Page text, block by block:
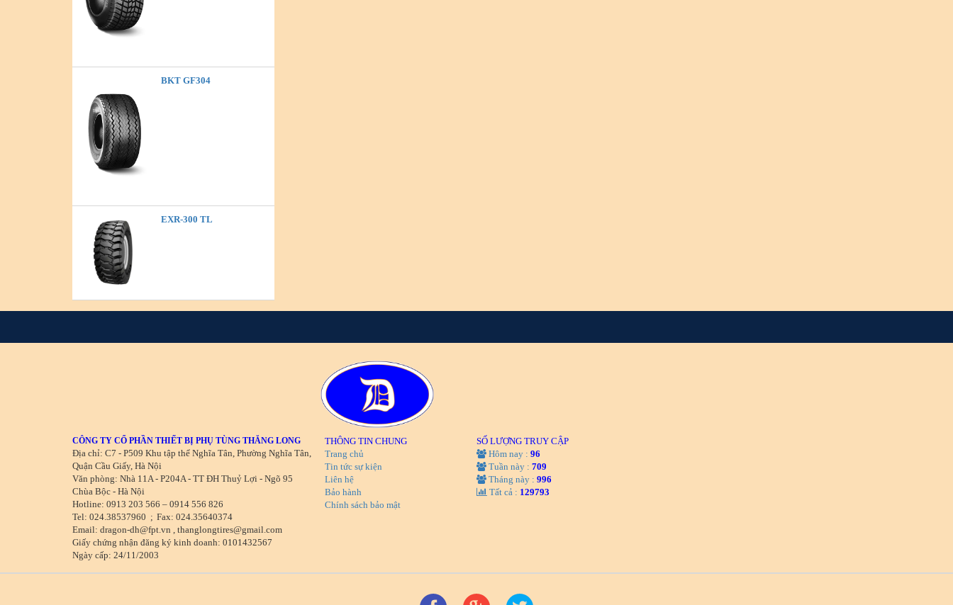
BKT GF304
EXR-300 TL
CÔNG TY CỔ PHẦN THIẾT BỊ PHỤ TÙNG THĂNG LONG
Địa chỉ: C7 - P509 Khu tập thể Nghĩa Tân, Phường Nghĩa Tân,
Quận Cầu Giấy, Hà Nội
Văn phòng: Nhà 11A - P204A - TT ĐH Thuỷ Lợi - Ngõ 95
Chùa Bộc - Hà Nội
Hotline: 0913 203 566 – 0914 556 826
Tel: 024.38537960 ; Fax: 024.35640374
Email: dragon-dh@fpt.vn , thanglongtires@gmail.com
Giấy chứng nhận đăng ký kinh doanh: 0101432567
Ngày cấp: 24/11/2003
THÔNG TIN CHUNG
Trang chủ
Tin tức sự kiện
Liên hệ
Bảo hành
Chính sách bảo mật
SỐ LƯỢNG TRUY CẬP
Hôm nay : 96
Tuần này : 709
Tháng này : 996
Tất cả : 129793